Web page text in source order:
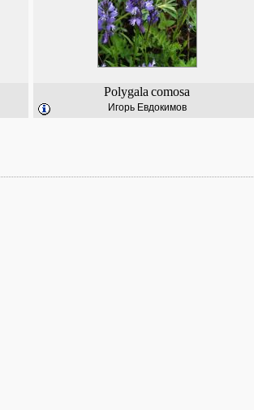
Polygala comosa
Игорь Евдокимов